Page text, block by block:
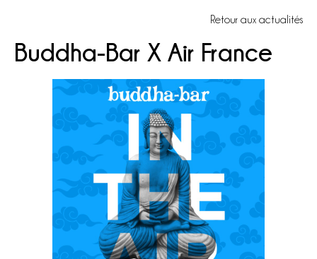
Retour aux actualités
Buddha-Bar X Air France